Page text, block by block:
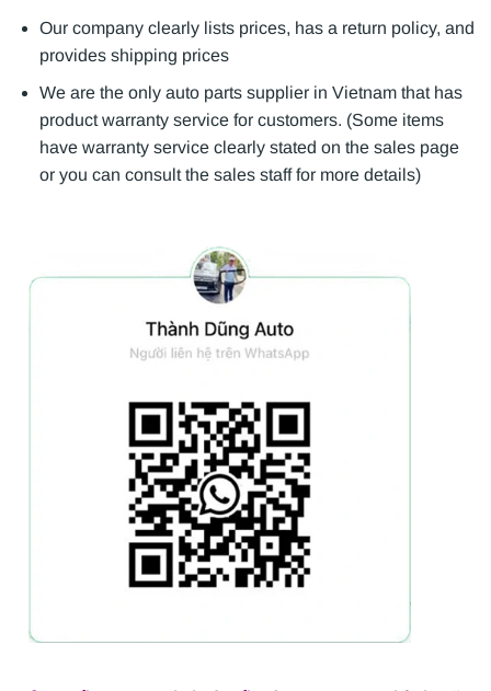
Our company clearly lists prices, has a return policy, and
provides shipping prices
We are the only auto parts supplier in Vietnam that has
product warranty service for customers. (Some items
have warranty service clearly stated on the sales page
or you can consult the sales staff for more details)